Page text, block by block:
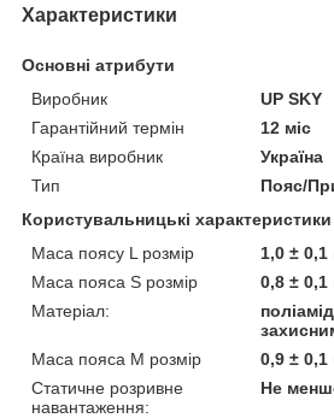
Характеристики
Основні атрибути
Виробник
UP SKY
Гарантійний термін
12 міс
Країна виробник
Україна
Тип
Пояс/
Користувальницькі характеристики
Маса поясу L розмір
1,0 ± 0,1
Маса пояса S розмір
0,8 ± 0,1
Матеріал:
Маса пояса M розмір
0,9 ± 0,1
Статичне розривне
навантаження:
Не